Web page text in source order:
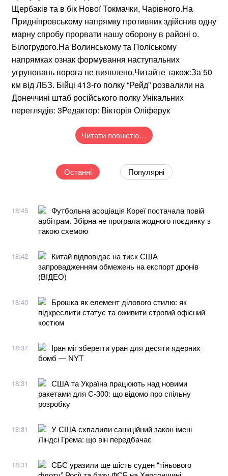
Щербаків та в бік Нової Токмачки, Чарівного.На
Придніпровському напрямку противник здійснив одну
марну спробу прорвати нашу оборону в районі о.
Білогрудого.На Волинському та Поліському
напрямках ознак формування наступальних
угруповань ворога не виявлено.Читайте також:За 50
км від ЛБЗ. Бійці 413-го полку “Рейд” розвалили на
Донеччині штаб російського полку Унікальних
переглядів: 3Редактор: Вікторія Оліферук
Читати повністю…
Останні Популярні
18:45
Футбольна асоціація Кореї постачала повій
арбітрам. Збірна не програла жодного поєдинку з
такою схемою
18:42
Китай відповідає на тиск США
запровадженням обмежень на експорт дронів
(ВІДЕО)
18:40
Брошка як елемент ділового стилю: як
підкреслити статус та оживити строгий офісний
костюм
18:37
Іран міг зберегти уран для десяти ядерних
бомб — NYT
18:31
США та Україна працюють над новими
ракетами для С-300: що відомо про спільну
розробку
18:31
У США схвалили санкційний закон імені
Ліндсі Грема: що він передбачає
18:31
СБС уразили ще шість суден “тіньового